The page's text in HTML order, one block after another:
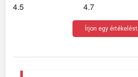
4.5 4.7
Írjon egy értékelést